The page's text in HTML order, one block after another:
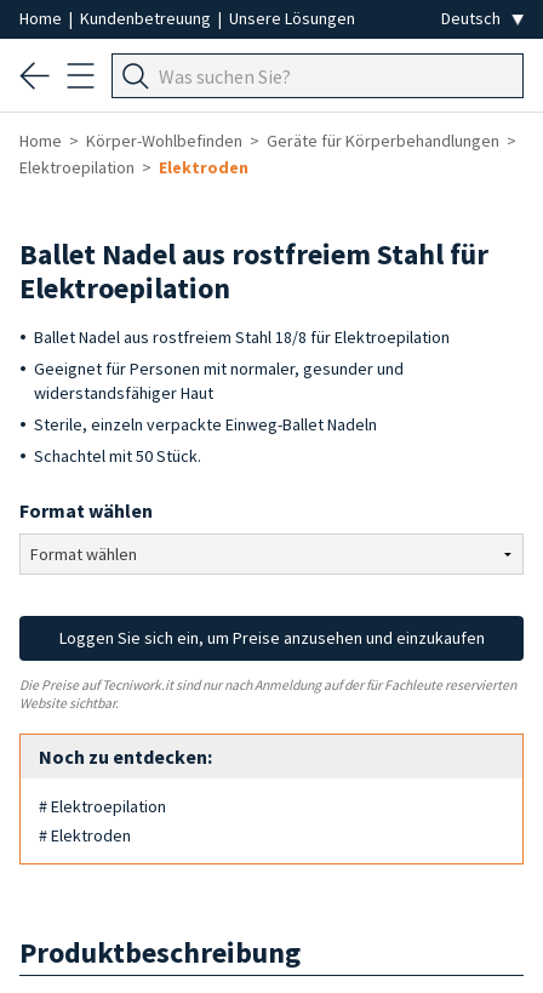
Home | Kundenbetreuung | Unsere Lösungen
Home Körper-Wohlbefinden
Geräte für Körperbehandlungen
Elektroepilation
Elektroden
Ballet Nadel aus rostfreiem Stahl für
Elektroepilation
Ballet Nadel aus rostfreiem Stahl 18/8 für Elektroepilation
Geeignet für Personen mit normaler, gesunder und
widerstandsfähiger Haut
Sterile, einzeln verpackte Einweg-Ballet Nadeln
Schachtel mit 50 Stück.
Format wählen
Loggen Sie sich ein, um Preise anzusehen und einzukaufen
Die Preise auf Tecniwork.it sind nur nach Anmeldung auf der für Fachleute reservierten
Website sichtbar.
Noch zu entdecken:
# Elektroepilation
# Elektroden
Produktbeschreibung